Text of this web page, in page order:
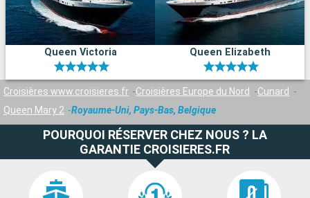
Queen Victoria Queen Elizabeth
Croisières www.croisieres.fr Croisières Europe du Nord
Cunard
Queen Mary 2
Royaume-Uni, Pays-Bas, Belgique
POURQUOI RÉSERVER CHEZ NOUS ? LA
GARANTIE CROISIERES.FR